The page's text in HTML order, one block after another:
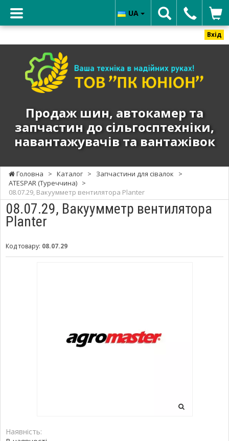
Вхід
ЮНИОН"
автокамер
до
сільгосптехніки,
навантажувачів
та
вантажівок
Продаж шин, автокамер та
запчастин до сільгосптехніки,
навантажувачів та вантажівок
UA
Головна > Каталог > Запчастини для сівалок
>
ATESPAR (Туреччина) >
08.07.29, Вакуумметр вентилятора Planter
08.07.29, Вакуумметр вентилятора
Planter
Код товару: 08.07.29
Наявність: